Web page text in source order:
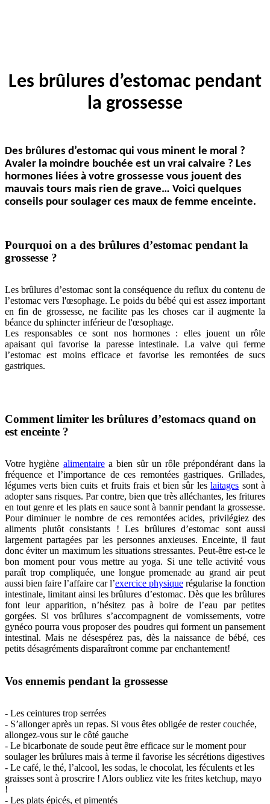
Les brûlures d’estomac pendant
la grossesse
Des brûlures d’estomac qui vous minent le moral ?
Avaler la moindre bouchée est un vrai calvaire ? Les
hormones liées à votre grossesse vous jouent des
mauvais tours mais rien de grave… Voici quelques
conseils pour soulager ces maux de femme enceinte.
Pourquoi on a des brûlures d’estomac pendant la
grossesse ?
Les brûlures d’estomac sont la conséquence du reflux du contenu de
l’estomac vers l'œsophage. Le poids du bébé qui est assez important
en fin de grossesse, ne facilite pas les choses car il augmente la
béance du sphincter inférieur de l'œsophage.
Les responsables ce sont nos hormones : elles jouent un rôle
apaisant qui favorise la paresse intestinale. La valve qui ferme
l’estomac est moins efficace et favorise les remontées de sucs
gastriques.
Comment limiter les brûlures d’estomacs quand on
est enceinte ?
Votre hygiène alimentairea bien sûr un rôle prépondérant dans la
fréquence et l’importance de ces remontées gastriques. Grillades,
légumes verts bien cuits et fruits frais et bien sûr leslaitages sont à
adopter sans risques. Par contre, bien que très alléchantes, les fritures
en tout genre et les plats en sauce sont à bannir pendant la grossesse.
Pour diminuer le nombre de ces remontées acides, privilégiez des
aliments plutôt consistants ! Les brûlures d’estomac sont aussi
largement partagées par les personnes anxieuses. Enceinte, il faut
donc éviter un maximum les situations stressantes. Peut-être est-ce le
bon moment pour vous mettre au yoga. Si une telle activité vous
paraît trop compliquée, une longue promenade au grand air peut
aussi bien faire l’affaire car l’exercice physique régularise la fonction
intestinale, limitant ainsi les brûlures d’estomac. Dès que les brûlures
font leur apparition, n’hésitez pas à boire de l’eau par petites
gorgées. Si vos brûlures s’accompagnent de vomissements, votre
gynéco pourra vous proposer des poudres qui forment un pansement
intestinal. Mais ne désespérez pas, dès la naissance de bébé, ces
petits désagréments disparaîtront comme par enchantement!
Vos ennemis pendant la grossesse
- Les ceintures trop serrées
- S’allonger après un repas. Si vous êtes obligée de rester couchée,
allongez-vous sur le côté gauche
- Le bicarbonate de soude peut être efficace sur le moment pour
soulager les brûlures mais à terme il favorise les sécrétions digestives
- Le café, le thé, l’alcool, les sodas, le chocolat, les féculents et les
graisses sont à proscrire ! Alors oubliez vite les frites ketchup, mayo
!
- Les plats épicés, et pimentés